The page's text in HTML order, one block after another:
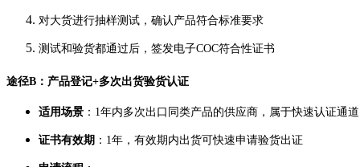
对大货进行抽样测试，确认产品符合标准要求
测试和验货都通过后，签发电子COC符合性证书
途径B：产品登记+多次出货验货认证
适用场景 ：1年内多次出口同类产品的供应商，属于快速认证通道
证书有效期 ：1年，有效期内出货可快速申请验货出证